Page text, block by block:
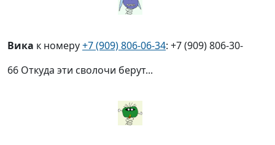
Вика к номеру+7 (909) 806-06-34: +7 (909) 806-30-
66 Откуда эти сволочи берут...